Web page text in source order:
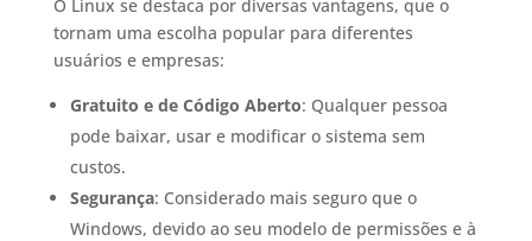
O Linux se destaca por diversas vantagens, que o
tornam uma escolha popular para diferentes
usuários e empresas:
Gratuito e de Código Aberto: Qualquer pessoa
pode baixar, usar e modificar o sistema sem
custos.
Segurança: Considerado mais seguro que o
Windows, devido ao seu modelo de permissões e à